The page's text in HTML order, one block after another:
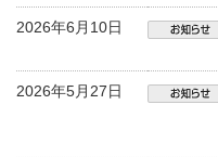
2026年6月10日
2026年5月27日